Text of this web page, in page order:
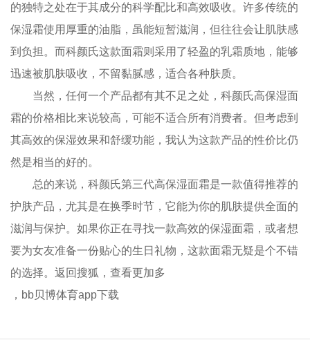
的独特之处在于其成分的科学配比和高效吸收。许多传统的
保湿霜使用厚重的油脂，虽能短暂滋润，但往往会让肌肤感
到负担。而科颜氏这款面霜则采用了轻盈的乳霜质地，能够
迅速被肌肤吸收，不留黏腻感，适合各种肤质。
当然，任何一个产品都有其不足之处，科颜氏高保湿面
霜的价格相比来说较高，可能不适合所有消费者。但考虑到
其高效的保湿效果和舒缓功能，我认为这款产品的性价比仍
然是相当的好的。
总的来说，科颜氏第三代高保湿面霜是一款值得推荐的
护肤产品，尤其是在换季时节，它能为你的肌肤提供全面的
滋润与保护。如果你正在寻找一款高效的保湿面霜，或者想
要为女友准备一份贴心的生日礼物，这款面霜无疑是个不错
的选择。返回搜狐，查看更加多
，bb贝博体育app下载